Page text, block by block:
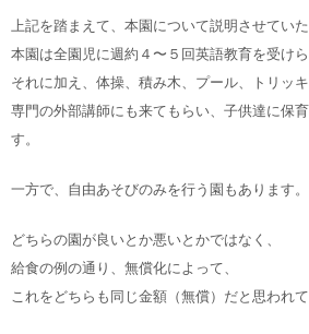
上記を踏まえて、本園について説明させていた
本園は全園児に週約４〜５回英語教育を受け
それに加え、体操、積み木、プール、トリッ
専門の外部講師にも来てもらい、子供達に保
す。
一方で、自由あそびのみを行う園もあります。
どちらの園が良いとか悪いとかではなく、
給食の例の通り、無償化によって、
これをどちらも同じ金額（無償）だと思われて